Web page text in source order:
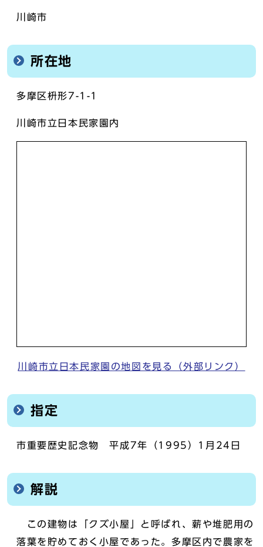
川崎市
所在地
多摩区枡形7-1-1
川崎市立日本民家園内
川崎市立日本民家園の地図を見る（外部リンク）
指定
市重要歴史記念物 平成7年（1995）1月24日
解説
この建物は「クズ小屋」と呼ばれ、薪や堆肥用の
落葉を貯めておく小屋であった。多摩区内で農家を